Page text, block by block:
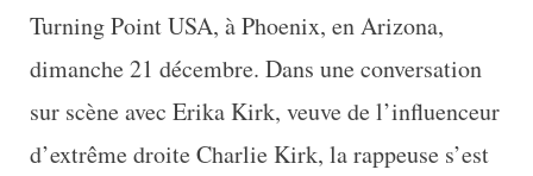
Turning Point USA, à Phoenix, en Arizona,
dimanche 21 décembre. Dans une conversation
sur scène avec Erika Kirk, veuve de l’influenceur
d’extrême droite Charlie Kirk, la rappeuse s’est